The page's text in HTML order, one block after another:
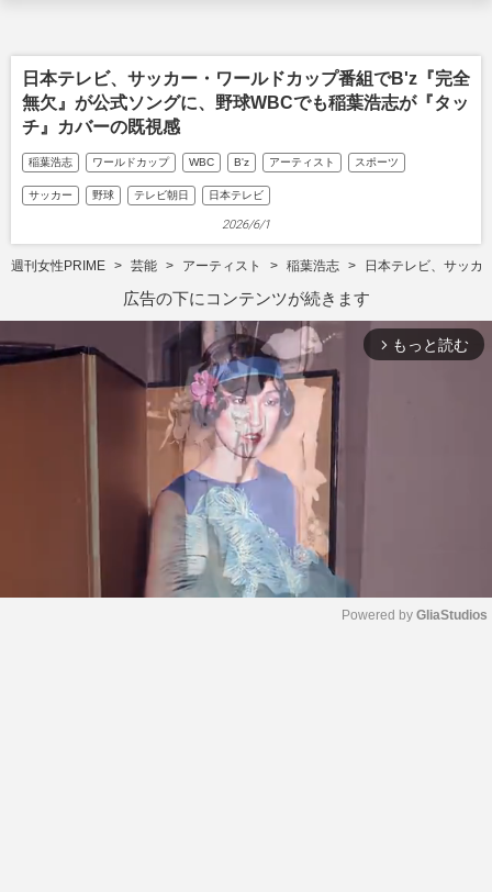
日本テレビ、サッカー・ワールドカップ番組でB'z『完全
無欠』が公式ソングに、野球WBCでも稲葉浩志が『タッ
チ』カバーの既視感
稲葉浩志 ワールドカップ WBC B'z アーティスト スポーツ
サッカー 野球 テレビ朝日 日本テレビ
2026/6/1
週刊女性PRIME 芸能 アーティスト 稲葉浩志 日本テレビ、サッカ
広告の下にコンテンツが続きます
arrow_forward_ios もっと読む
Powered by GliaStudios